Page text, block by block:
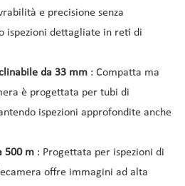
e precisione senza
ispezioni dettagliate in reti di
da 33 mm : Compatta ma
è progettata per tubi di
ispezioni approfondite anche
500 m : Progettata per ispezioni di
offre immagini ad alta